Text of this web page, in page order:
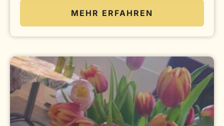
MEHR ERFAHREN